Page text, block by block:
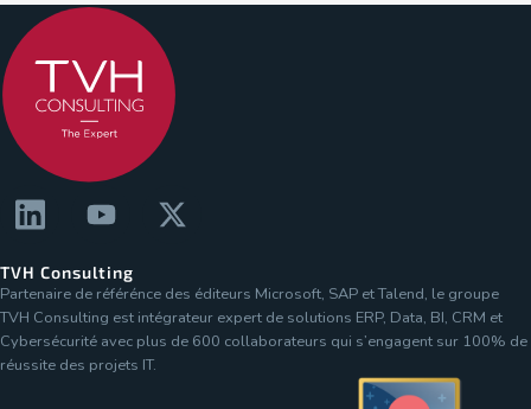
TVH Consulting
Partenaire de référénce des éditeurs Microsoft, SAP et Talend, le groupe
TVH Consulting est intégrateur expert de solutions ERP, Data, BI, CRM et
Cybersécurité avec plus de 600 collaborateurs qui s’engagent sur 100% de
réussite des projets IT.